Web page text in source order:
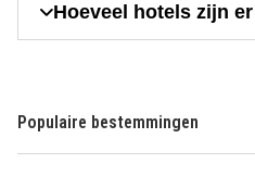
Hoeveel hotels zijn
Populaire bestemmingen